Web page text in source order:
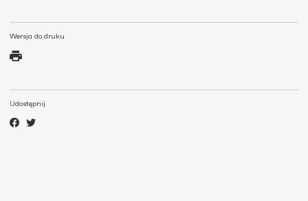
Wersja do druku
Udostępnij